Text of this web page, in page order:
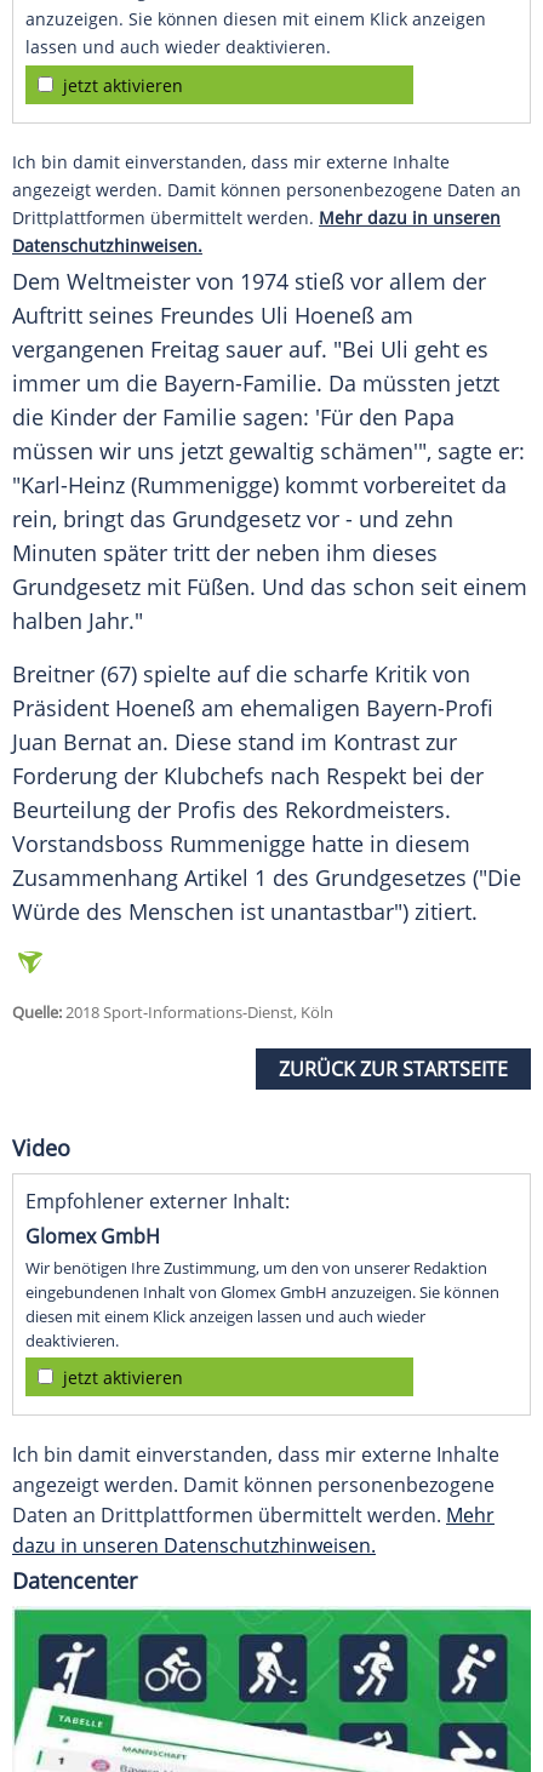
anzuzeigen. Sie können diesen mit einem Klick anzeigen
lassen und auch wieder deaktivieren.
jetzt aktivieren
Ich bin damit einverstanden, dass mir externe Inhalte
angezeigt werden. Damit können personenbezogene Daten an
Drittplattformen übermittelt werden. Mehr dazu in unseren
Datenschutzhinweisen.
Dem Weltmeister von 1974 stieß vor allem der
Auftritt seines Freundes Uli Hoeneß am
vergangenen Freitag sauer auf. "Bei Uli geht es
immer um die Bayern-Familie. Da müssten jetzt
die Kinder der Familie sagen: 'Für den Papa
müssen wir uns jetzt gewaltig schämen'", sagte er:
"Karl-Heinz (Rummenigge) kommt vorbereitet da
rein, bringt das Grundgesetz vor - und zehn
Minuten später tritt der neben ihm dieses
Grundgesetz mit Füßen. Und das schon seit einem
halben Jahr."
Breitner (67) spielte auf die scharfe Kritik von
Präsident Hoeneß am ehemaligen Bayern-Profi
Juan Bernat an. Diese stand im Kontrast zur
Forderung der Klubchefs nach Respekt bei der
Beurteilung der Profis des Rekordmeisters.
Vorstandsboss Rummenigge hatte in diesem
Zusammenhang Artikel 1 des Grundgesetzes ("Die
Würde des Menschen ist unantastbar") zitiert.
Quelle:2018 Sport-Informations-Dienst, Köln
ZURÜCK ZUR STARTSEITE
Video
Empfohlener externer Inhalt:
Glomex GmbH
Wir benötigen Ihre Zustimmung, um den von unserer Redaktion
eingebundenen Inhalt von Glomex GmbH anzuzeigen. Sie können
diesen mit einem Klick anzeigen lassen und auch wieder
deaktivieren.
jetzt aktivieren
Ich bin damit einverstanden, dass mir externe Inhalte
angezeigt werden. Damit können personenbezogene
Daten an Drittplattformen übermittelt werden. Mehr
dazu in unseren Datenschutzhinweisen.
Datencenter